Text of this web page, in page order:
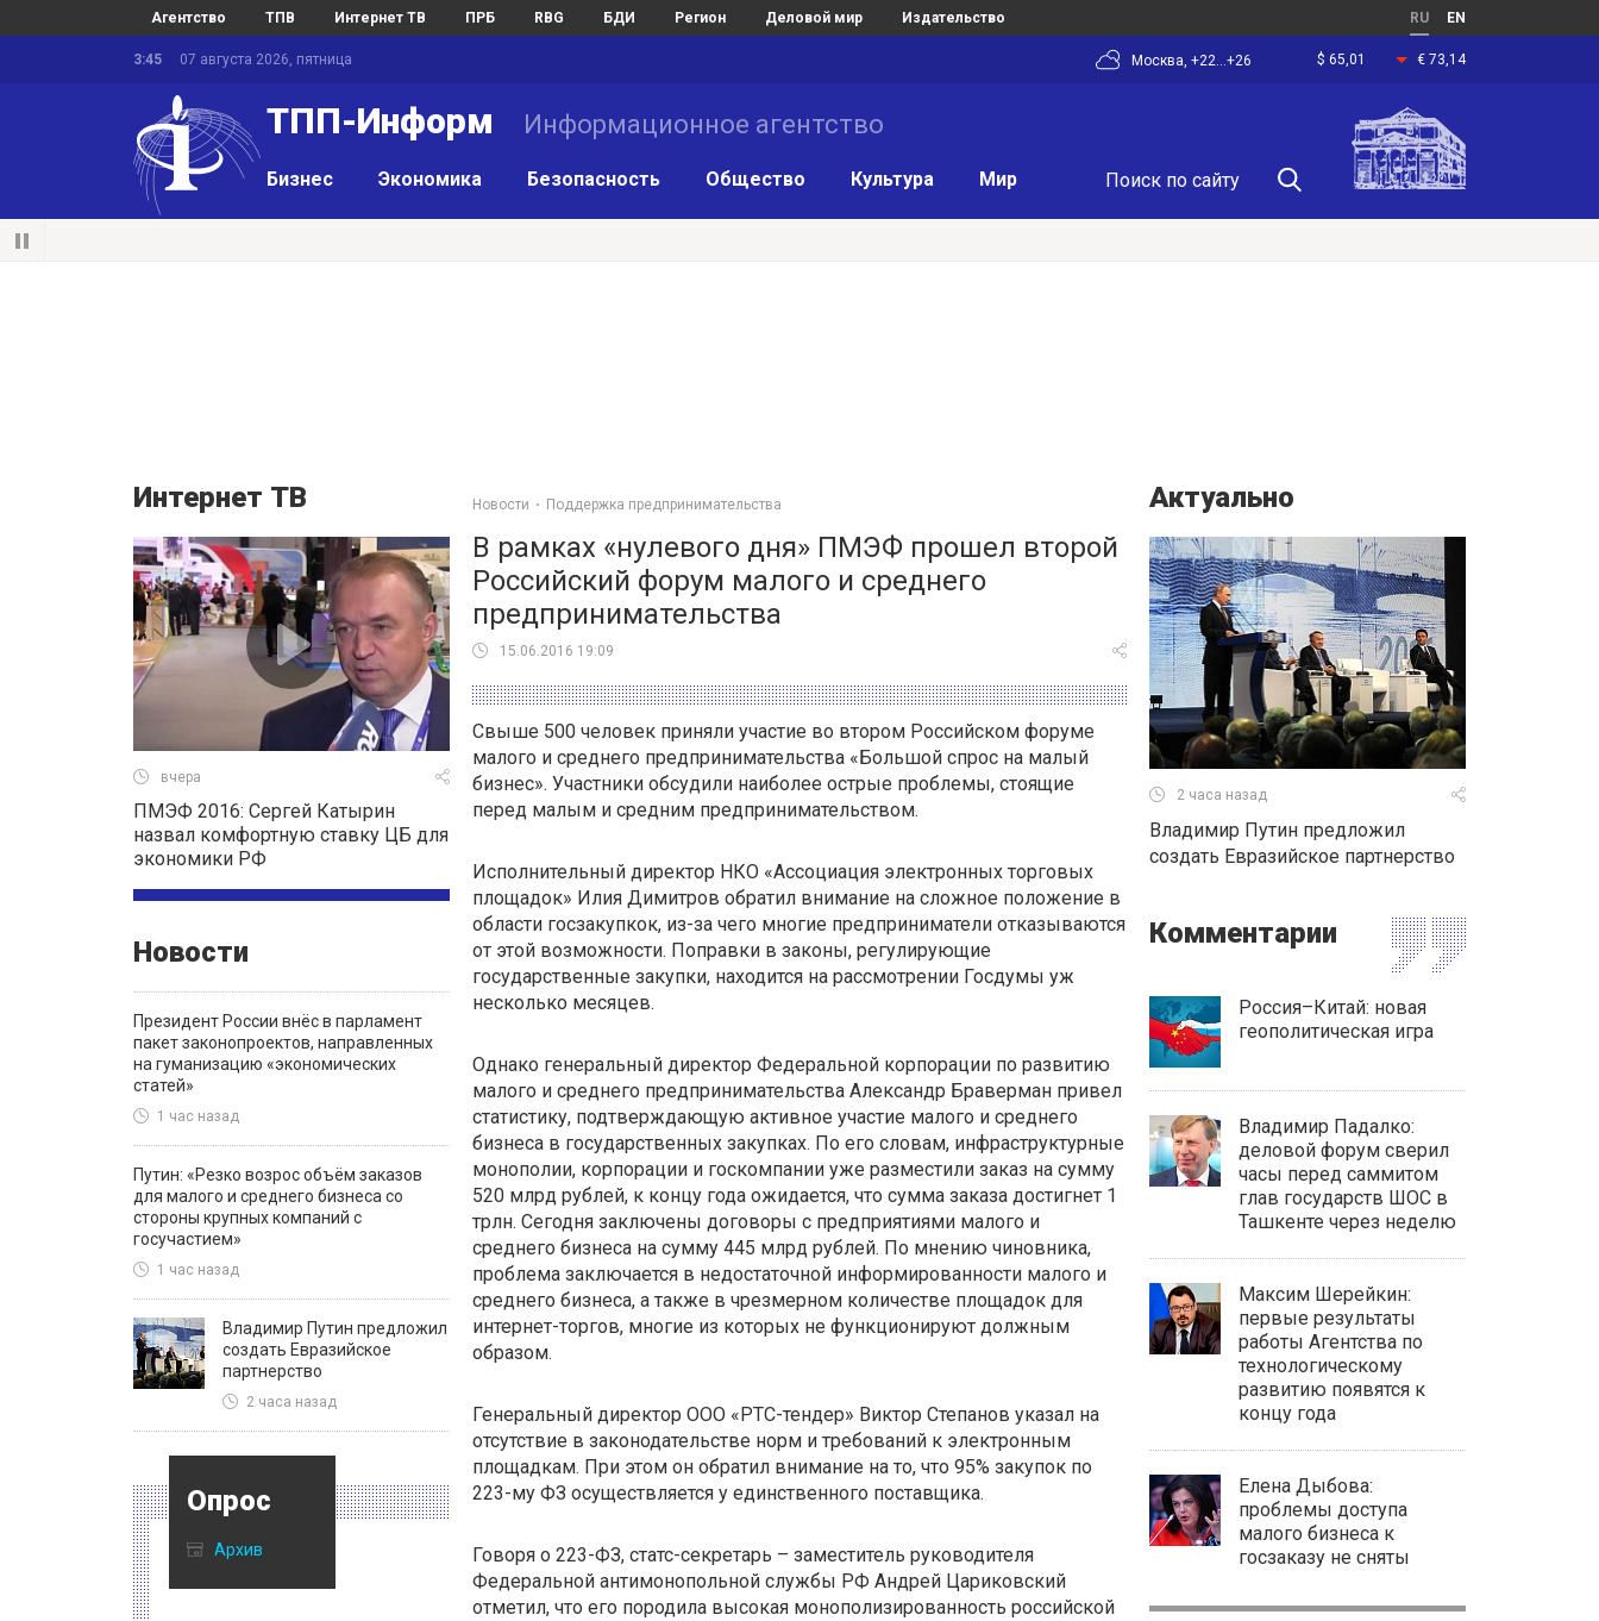
Агентство ТПВ Интернет ТВ ПРБ RBG БДИ Регион Деловой мир Издательство RU EN
3:45 07 августа 2026, пятница $ 65,01 € 73,14
Москва, +22...+26
ТПП-Информ Информационное агентство
Бизнес Экономика Безопасность Общество Культура Мир
Интернет ТВ
вчера
ПМЭФ 2016: Сергей Катырин
назвал комфортную ставку ЦБ для
экономики РФ
Новости
Президент России внёс в парламент
пакет законопроектов, направленных
на гуманизацию «экономических
статей»
1 час назад
Путин: «Резко возрос объём заказов
для малого и среднего бизнеса со
стороны крупных компаний с
госучастием»
1 час назад
Владимир Путин предложил
создать Евразийское
партнерство
2 часа назад
Опрос
Архив
Новости Поддержка предпринимательства
В рамках «нулевого дня» ПМЭФ прошел второй
Российский форум малого и среднего
предпринимательства
15.06.2016 19:09
Свыше 500 человек приняли участие во втором Российском форуме
малого и среднего предпринимательства «Большой спрос на малый
бизнес». Участники обсудили наиболее острые проблемы, стоящие
перед малым и средним предпринимательством.
Исполнительный директор НКО «Ассоциация электронных торговых
площадок» Илия Димитров обратил внимание на сложное положение в
области госзакупкок, из-за чего многие предприниматели отказываются
от этой возможности. Поправки в законы, регулирующие
государственные закупки, находится на рассмотрении Госдумы уж
несколько месяцев.
Однако генеральный директор Федеральной корпорации по развитию
малого и среднего предпринимательства Александр Браверман привел
статистику, подтверждающую активное участие малого и среднего
бизнеса в государственных закупках. По его словам, инфраструктурные
монополии, корпорации и госкомпании уже разместили заказ на сумму
520 млрд рублей, к концу года ожидается, что сумма заказа достигнет 1
трлн. Сегодня заключены договоры с предприятиями малого и
среднего бизнеса на сумму 445 млрд рублей. По мнению чиновника,
проблема заключается в недостаточной информированности малого и
среднего бизнеса, а также в чрезмерном количестве площадок для
интернет-торгов, многие из которых не функционируют должным
образом.
Генеральный директор ООО «РТС-тендер» Виктор Степанов указал на
отсутствие в законодательстве норм и требований к электронным
площадкам. При этом он обратил внимание на то, что 95% закупок по
223-му ФЗ осуществляется у единственного поставщика.
Говоря о 223-ФЗ, статс-секретарь – заместитель руководителя
Федеральной антимонопольной службы РФ Андрей Цариковский
отметил, что его породила высокая монополизированность российской
Актуально
2 часа назад
Владимир Путин предложил
создать Евразийское партнерство
Комментарии
Россия–Китай: новая
геополитическая игра
Владимир Падалко:
деловой форум сверил
часы перед саммитом
глав государств ШОС в
Ташкенте через неделю
Максим Шерейкин:
первые результаты
работы Агентства по
технологическому
развитию появятся к
концу года
Елена Дыбова:
проблемы доступа
малого бизнеса к
госзаказу не сняты